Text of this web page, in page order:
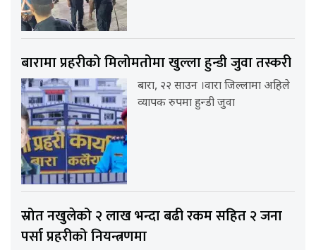
बारामा प्रहरीको मिलोमतोमा खुल्ला हुन्डी जुवा तस्करी
बारा, २२ साउन ।वारा जिल्लामा अहिले
व्यापक रुपमा हुन्डी जुवा
स्रोत नखुलेको २ लाख भन्दा बढी रकम सहित २ जना
पर्सा प्रहरीको नियन्त्रणमा